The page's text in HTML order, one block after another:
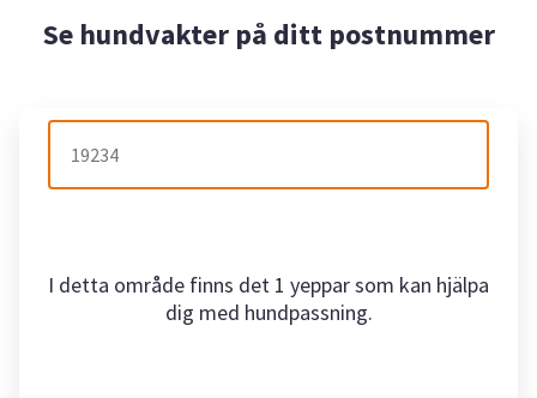
Se hundvakter på ditt postnummer
I detta område finns det 1 yeppar som kan hjälpa
dig med hundpassning.